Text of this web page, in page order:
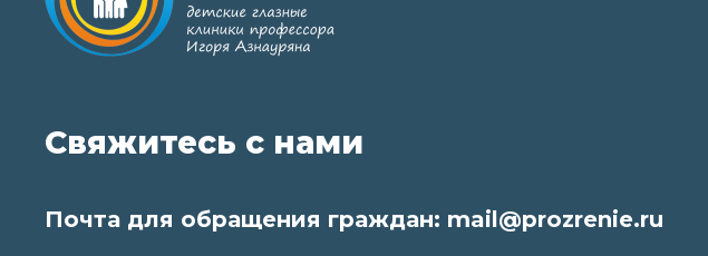
Свяжитесь с нами
Почта для обращения граждан: mail@prozrenie.ru